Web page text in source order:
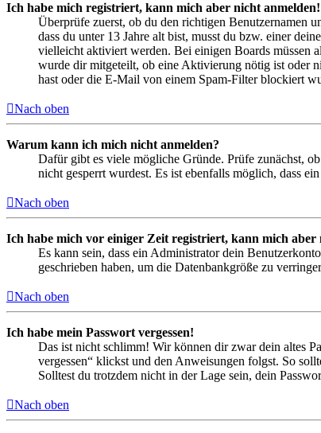
Ich habe mich registriert, kann mich aber nicht anmelden!
Überprüfe zuerst, ob du den richtigen Benutzernamen
dass du unter 13 Jahre alt bist, musst du bzw. einer
vielleicht aktiviert werden. Bei einigen Boards müssen
wurde dir mitgeteilt, ob eine Aktivierung nötig ist oder
hast oder die E-Mail von einem Spam-Filter blockiert
Nach oben
Warum kann ich mich nicht anmelden?
Dafür gibt es viele mögliche Gründe. Prüfe zunächst,
nicht gesperrt wurdest. Es ist ebenfalls möglich, dass
Nach oben
Ich habe mich vor einiger Zeit registriert, kann mich aber
Es kann sein, dass ein Administrator dein
geschrieben haben, um die Datenbankgröße zu
Nach oben
Ich habe mein Passwort vergessen!
Das ist nicht schlimm! Wir können dir zwar dein altes
vergessen“ klickst und den Anweisungen folgst. So
Solltest du trotzdem nicht in der Lage sein, dein
Nach oben